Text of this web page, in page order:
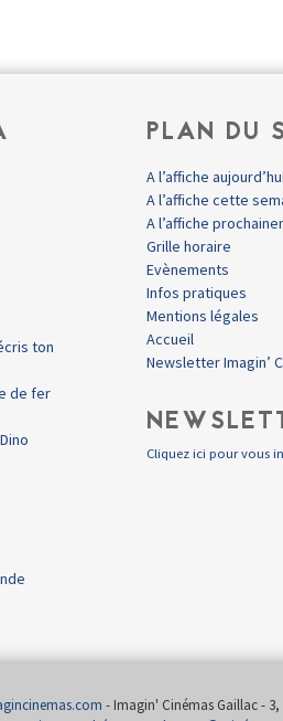
ton
de fer
PLAN DU
A l’affiche aujourd’hui
A l’affiche cette
A l’affiche
Grille horaire
Evènements
Infos pratiques
Mentions légales
Accueil
Newsletter Imagin’
Cliquez ici pour vous
- Imagin' Cinémas Gaillac - 3,